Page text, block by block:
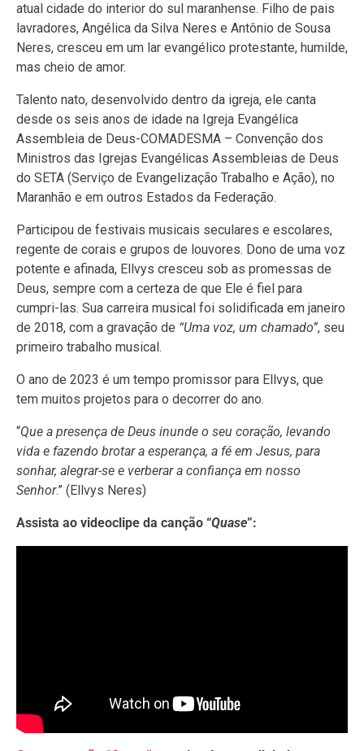
atual cidade do interior do sul maranhense. Filho de pais
lavradores, Angélica da Silva Neres e Antônio de Sousa
Neres, cresceu em um lar evangélico protestante, humilde,
mas cheio de amor.
Talento nato, desenvolvido dentro da igreja, ele canta
desde os seis anos de idade na Igreja Evangélica
Assembleia de Deus-COMADESMA – Convenção dos
Ministros das Igrejas Evangélicas Assembleias de Deus
do SETA (Serviço de Evangelização Trabalho e Ação), no
Maranhão e em outros Estados da Federação.
Participou de festivais musicais seculares e escolares,
regente de corais e grupos de louvores. Dono de uma voz
potente e afinada, Ellvys cresceu sob as promessas de
Deus, sempre com a certeza de que Ele é fiel para
cumpri-las. Sua carreira musical foi solidificada em janeiro
de 2018, com a gravação de “Uma voz, um chamado”, seu
primeiro trabalho musical.
O ano de 2023 é um tempo promissor para Ellvys, que
tem muitos projetos para o decorrer do ano.
“Que a presença de Deus inunde o seu coração, levando
vida e fazendo brotar a esperança, a fé em Jesus, para
sonhar, alegrar-se e verberar a confiança em nosso
Senhor.” (Ellvys Neres)
Assista ao videoclipe da canção “Quase”: